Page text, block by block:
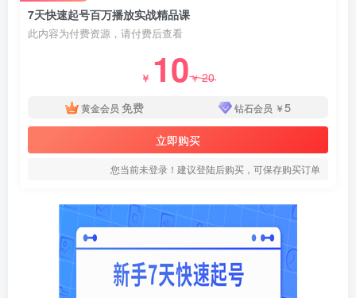
7天快速起号百万播放实战精品课
此内容为付费资源，请付费后查看
￥ 10￥20
黄金会员 免费 钻石会员 ￥5
立即购买
您当前未登录！建议登陆后购买，可保存购买订单